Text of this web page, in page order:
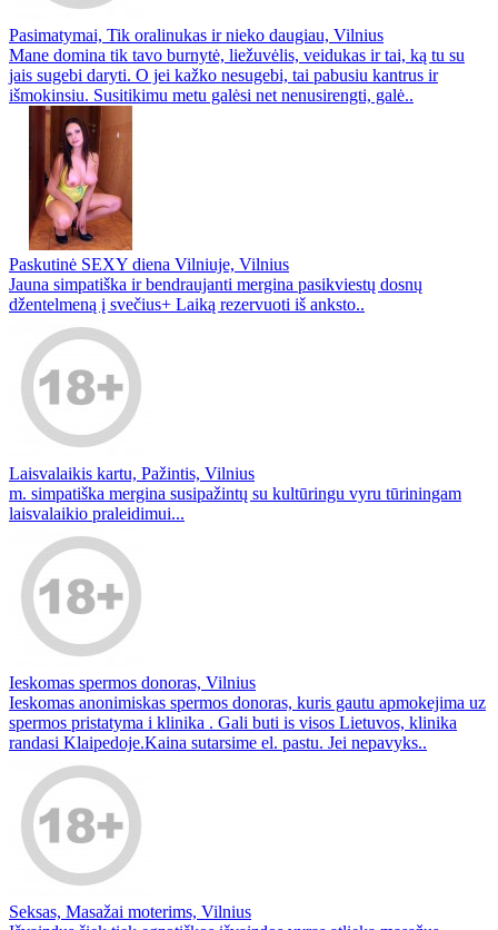
Pasimatymai, Tik oralinukas ir nieko daugiau, Vilnius
Mane domina tik tavo burnytė, liežuvėlis, veidukas ir tai, ką tu su
jais sugebi daryti. O jei kažko nesugebi, tai pabusiu kantrus ir
išmokinsiu. Susitikimu metu galėsi net nenusirengti, galė..
Paskutinė SEXY diena Vilniuje, Vilnius
Jauna simpatiška ir bendraujanti mergina pasikviestų dosnų
džentelmeną į svečius+ Laiką rezervuoti iš anksto..
Laisvalaikis kartu, Pažintis, Vilnius
m. simpatiška mergina susipažintų su kultūringu vyru tūriningam
laisvalaikio praleidimui...
Ieskomas spermos donoras, Vilnius
Ieskomas anonimiskas spermos donoras, kuris gautu apmokejima uz
spermos pristatyma i klinika . Gali buti is visos Lietuvos, klinika
randasi Klaipedoje.Kaina sutarsime el. pastu. Jei nepavyks..
Seksas, Masažai moterims, Vilnius